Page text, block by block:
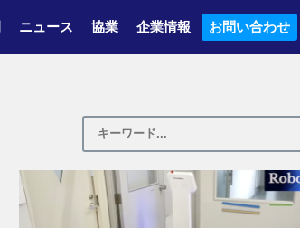
ニュース 協業 企業情報 お問い合わせ